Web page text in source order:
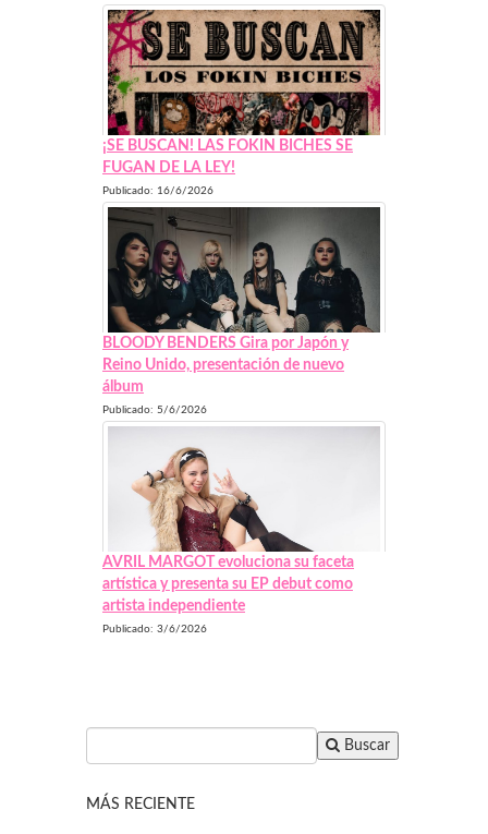
¡SE BUSCAN! LAS FOKIN BICHES SE
FUGAN DE LA LEY!
Publicado: 16/6/2026
BLOODY BENDERS Gira por Japón y
Reino Unido, presentación de nuevo
álbum
Publicado: 5/6/2026
AVRIL MARGOT evoluciona su faceta
artística y presenta su EP debut como
artista independiente
Publicado: 3/6/2026
Buscar
MÁS RECIENTE